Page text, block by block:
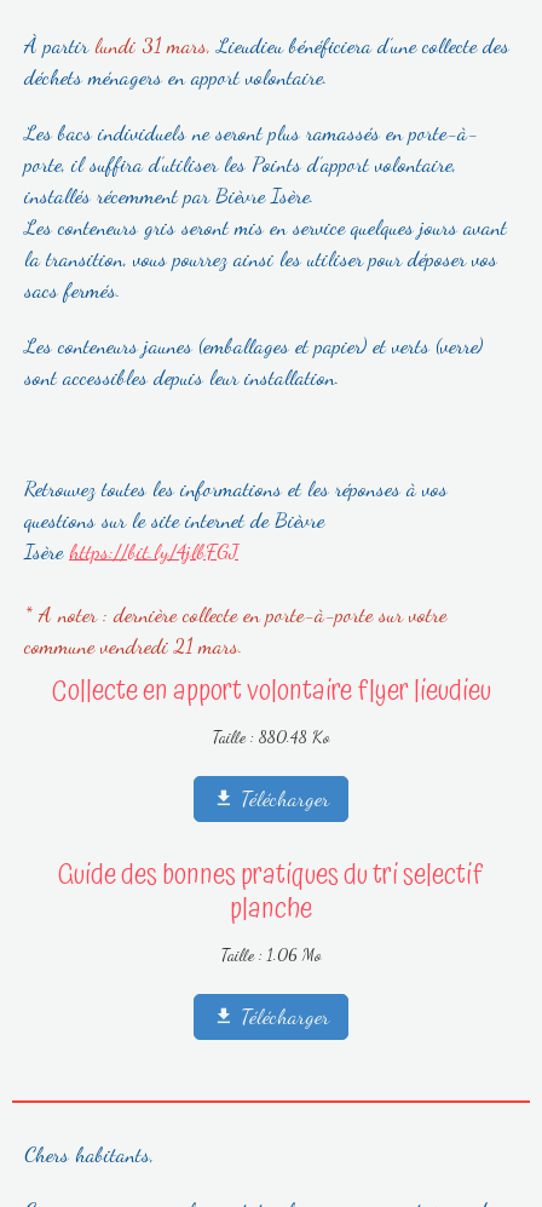
À partirlundi 31 mars, Lieudieu bénéficiera d’une collecte des
déchets ménagers en apport volontaire.
Les bacs individuels ne seront plus ramassés en porte-à-
porte, il suffira d’utiliser les Points d’apport volontaire,
installés récemment par Bièvre Isère.
Les conteneurs gris seront mis en service quelques jours avant
la transition, vous pourrez ainsi les utiliser pour déposer vos
sacs fermés.
Les conteneurs jaunes (emballages et papier) et verts (verre)
sont accessibles depuis leur installation.
Retrouvez toutes les informations et les réponses à vos
questions sur le site internet de Bièvre
Isère https://bit.ly/4jlbFGJ
* A noter : dernière collecte en porte-à-porte sur votre
commune vendredi 21 mars.
Collecte en apport volontaire flyer lieudieu
Taille : 880.48 Ko
Télécharger
Guide des bonnes pratiques du tri selectif
planche
Taille : 1.06 Mo
Télécharger
Chers habitants,